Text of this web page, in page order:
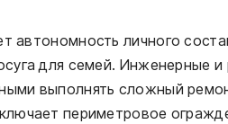
автономность личного
для семей. Инженерные
выполнять сложный
периметровое